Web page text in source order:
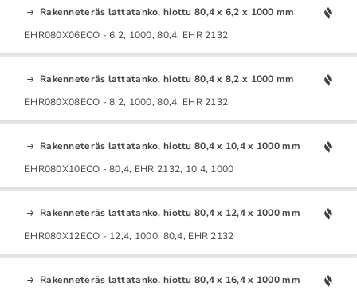
Rakenneteräs lattatanko, hiottu 80,4 x 6,2 x 1000 mm
EHR080X06ECO - 6,2, 1000, 80,4, EHR 2132
Rakenneteräs lattatanko, hiottu 80,4 x 8,2 x 1000 mm
EHR080X08ECO - 8,2, 1000, 80,4, EHR 2132
Rakenneteräs lattatanko, hiottu 80,4 x 10,4 x 1000 mm
EHR080X10ECO - 80,4, EHR 2132, 10,4, 1000
Rakenneteräs lattatanko, hiottu 80,4 x 12,4 x 1000 mm
EHR080X12ECO - 12,4, 1000, 80,4, EHR 2132
Rakenneteräs lattatanko, hiottu 80,4 x 16,4 x 1000 mm